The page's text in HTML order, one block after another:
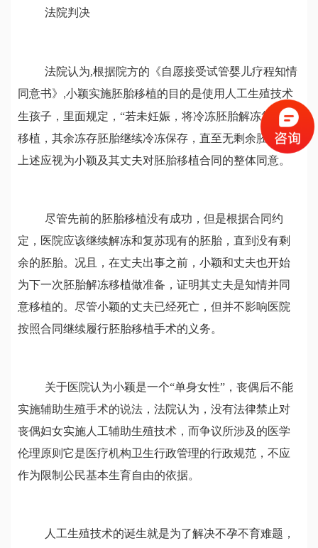
法院判决
法院认为,根据院方的《自愿接受试管婴儿疗程知情
同意书》 ,小颖实施胚胎移植的目的是使用人工生殖技术
生孩子，里面规定，“若未妊娠，将冷冻胚胎解冻复苏后
移植，其余冻存胚胎继续冷冻保存，直至无剩余胚胎。”
上述应视为小颖及其丈夫对胚胎移植合同的整体同意。
尽管先前的胚胎移植没有成功，但是根据合同约
定，医院应该继续解冻和复苏现有的胚胎，直到没有剩
余的胚胎。况且，在丈夫出事之前，小颖和丈夫也开始
为下一次胚胎解冻移植做准备，证明其丈夫是知情并同
意移植的。尽管小颖的丈夫已经死亡，但并不影响医院
按照合同继续履行胚胎移植手术的义务。
关于医院认为小颖是一个“单身女性”，丧偶后不能
实施辅助生殖手术的说法，法院认为， 没有法律禁止对
丧偶妇女实施人工辅助生殖技术，而争议所涉及的医学
伦理原则它是医疗机构卫生行政管理的行政规范，不应
作为限制公民基本生育自由的依据。
人工生殖技术的诞生就是为了解决不孕不育难题，